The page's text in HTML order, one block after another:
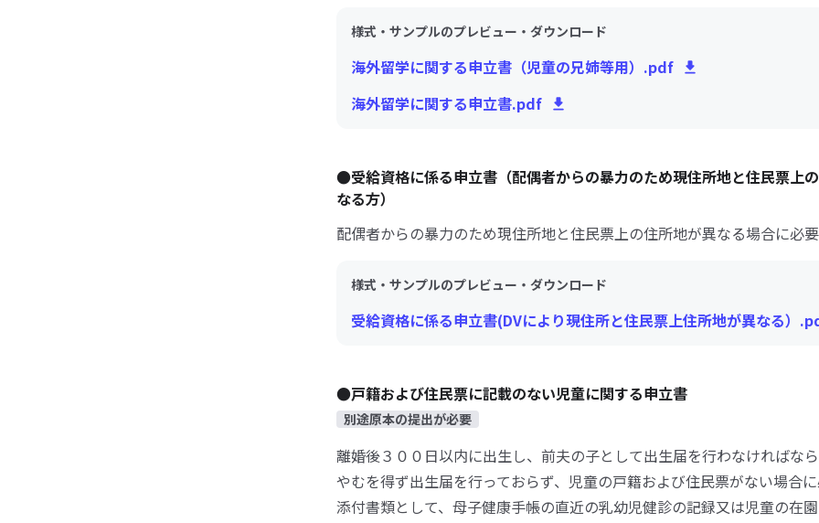
様式・サンプルのプレビュー・ダウンロード
海外留学に関する申立書（児童の兄姉等用）.pdf
海外留学に関する申立書.pdf
●受給資格に係る申立書（配偶者からの暴力のため現住所地と住民票上
なる方）
配偶者からの暴力のため現住所地と住民票上の住所地が異なる場合に必
様式・サンプルのプレビュー・ダウンロード
受給資格に係る申立書(DVにより現住所と住民票上住所地が異なる）
●戸籍および住民票に記載のない児童に関する申立書
別途原本の提出が必要
離婚後３００日以内に出生し、前夫の子として出生届を行わなければな
やむを得ず出生届を行っておらず、児童の戸籍および住民票がない場合
添付書類として、母子健康手帳の直近の乳幼児健診の記録又は児童の在